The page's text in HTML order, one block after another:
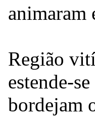
animaram
Região
estende-
bordejam